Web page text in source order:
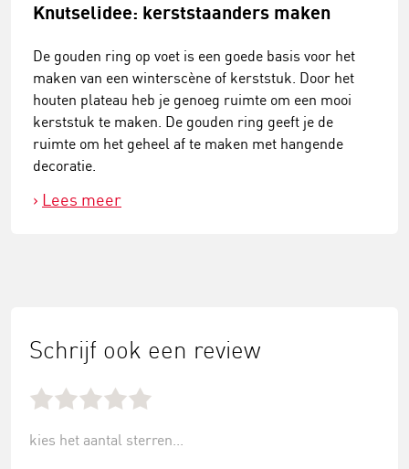
Knutselidee: kerststaanders maken
De gouden ring op voet is een goede basis voor het
maken van een winterscène of kerststuk. Door het
houten plateau heb je genoeg ruimte om een mooi
kerststuk te maken. De gouden ring geeft je de
ruimte om het geheel af te maken met hangende
decoratie.
Lees meer
Schrijf ook een review
kies het aantal sterren...